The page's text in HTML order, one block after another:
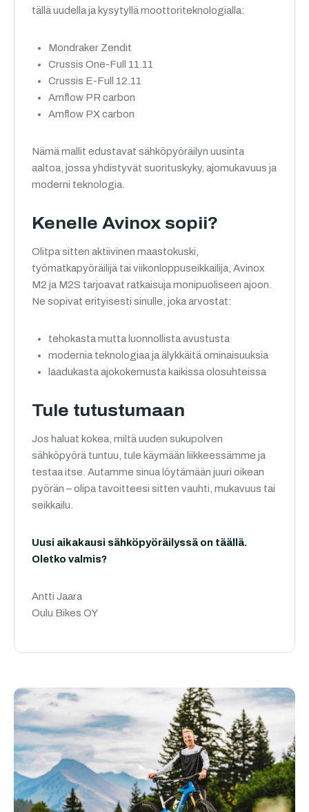
tällä uudella ja kysytyllä moottoriteknologialla:
Mondraker Zendit
Crussis One-Full 11.11
Crussis E-Full 12.11
Amflow PR carbon
Amflow PX carbon
Nämä mallit edustavat sähköpyöräilyn uusinta
aaltoa, jossa yhdistyvät suorituskyky, ajomukavuus ja
moderni teknologia.
Kenelle Avinox sopii?
Olitpa sitten aktiivinen maastokuski,
työmatkapyöräilijä tai viikonloppuseikkailija, Avinox
M2 ja M2S tarjoavat ratkaisuja monipuoliseen ajoon.
Ne sopivat erityisesti sinulle, joka arvostat:
tehokasta mutta luonnollista avustusta
modernia teknologiaa ja älykkäitä ominaisuuksia
laadukasta ajokokemusta kaikissa olosuhteissa
Tule tutustumaan
Jos haluat kokea, miltä uuden sukupolven
sähköpyörä tuntuu, tule käymään liikkeessämme ja
testaa itse. Autamme sinua löytämään juuri oikean
pyörän – olipa tavoitteesi sitten vauhti, mukavuus tai
seikkailu.
Uusi aikakausi sähköpyöräilyssä on täällä.
Oletko valmis?
Antti Jaara
Oulu Bikes OY